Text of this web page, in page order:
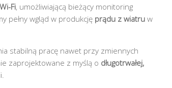
Fi, umożliwiającą bieżący monitoring
pełny wgląd w produkcję prądu z wiatru w
stabilną pracę nawet przy zmiennych
zaprojektowane z myślą o długotrwałej,